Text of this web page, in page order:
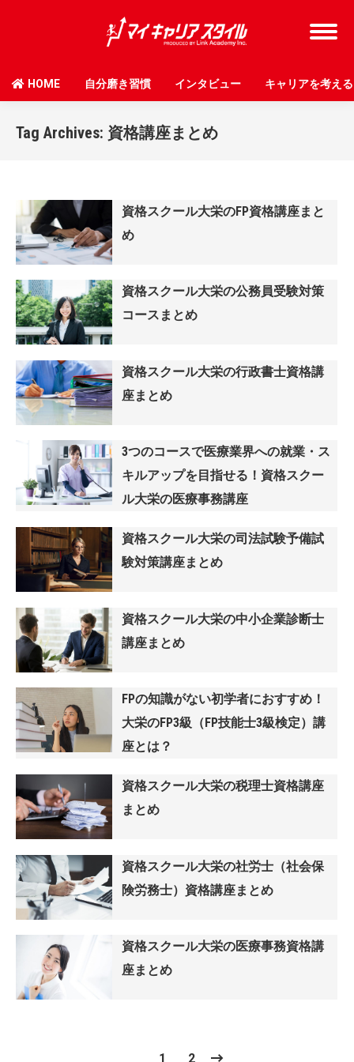
HOME 自分磨き習慣 インタビュー キャリアを考える
Tag Archives: 資格講座まとめ
資格スクール大栄のFP資格講座まと
め
資格スクール大栄の公務員受験対策
コースまとめ
資格スクール大栄の行政書士資格講
座まとめ
3つのコースで医療業界への就業・ス
キルアップを目指せる！資格スクー
ル大栄の医療事務講座
資格スクール大栄の司法試験予備試
験対策講座まとめ
資格スクール大栄の中小企業診断士
講座まとめ
FPの知識がない初学者におすすめ！
大栄のFP3級（FP技能士3級検定）講
座とは？
資格スクール大栄の税理士資格講座
まとめ
資格スクール大栄の社労士（社会保
険労務士）資格講座まとめ
資格スクール大栄の医療事務資格講
座まとめ
1 2